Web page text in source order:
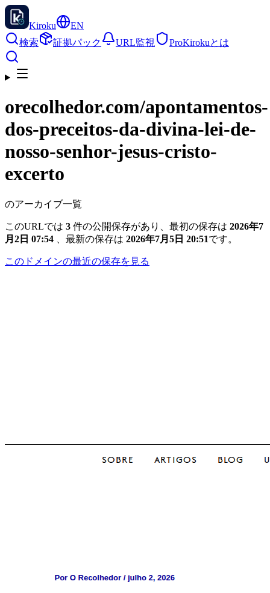
Kiroku
EN
検索
証拠パック URL監視 ProKirokuとは
orecolhedor.com/apontamentos-
dos-preceitos-da-divina-lei-de-
nosso-senhor-jesus-cristo-
excerto
のアーカイブ一覧
このURLでは 3 件の公開保存があり、最初の保存は 2026年7
月2日 07:54
、最新の保存は 2026年7月5日 20:51です。
このドメインの最近の保存を見る